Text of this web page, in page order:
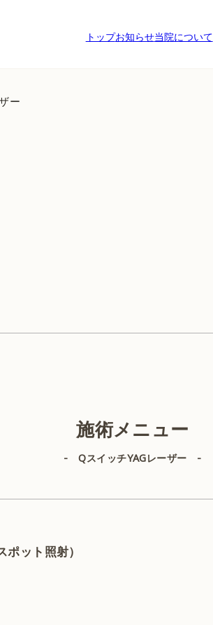
トップお知らせ当院について
ー
IPL（顔）
ルビーレーザー
施術メニュー
- QスイッチYAGレーザー -
ット照射）